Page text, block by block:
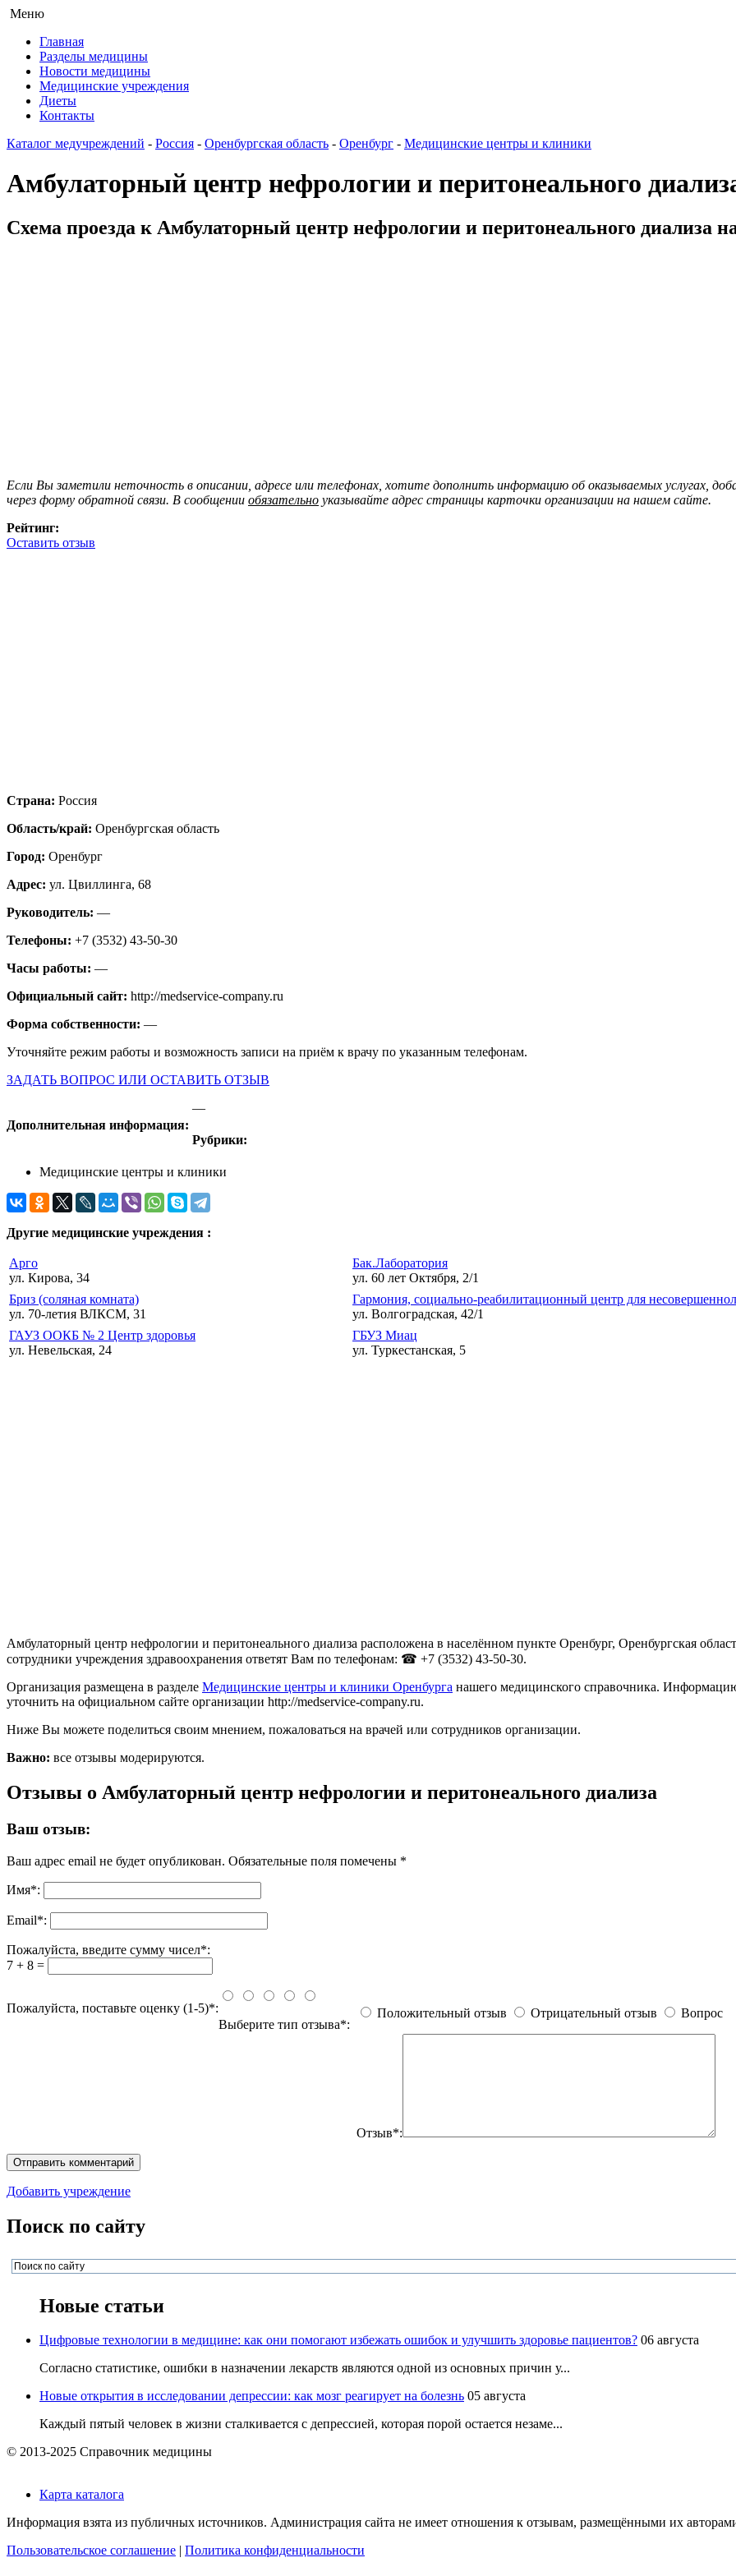
Меню
Главная
Разделы медицины
Новости медицины
Медицинские учреждения
Диеты
Контакты
Каталог медучреждений - Россия - Оренбургская область - Оренбург - Медицинские центры и клиники
Амбулаторный центр нефрологии и перитонеального
Схема проезда к Амбулаторный центр нефрологии и перитонеального диализа
Если Вы заметили неточность в описании, адресе или телефонах, хотите дополнить информацию об оказываемых услугах,
через форму обратной связи. В сообщении обязательно указывайте адрес страницы карточки организации на нашем сайте.
Рейтинг:
Оставить отзыв
Страна: Россия
Область/край: Оренбургская область
Город: Оренбург
Адрес: ул. Цвиллинга, 68
Руководитель: —
Телефоны: +7 (3532) 43-50-30
Часы работы: —
Официальный сайт: http://medservice-company.ru
Форма собственности: —
Уточняйте режим работы и возможность записи на приём к врачу по указанным телефонам.
ЗАДАТЬ ВОПРОС ИЛИ ОСТАВИТЬ ОТЗЫВ
Дополнительная информация:
—
Рубрики:
Медицинские центры и клиники
Другие медицинские учреждения :
Арго
ул. Кирова, 34
Бак.Лаборатория
ул. 60 лет Октября, 2/1
Бриз (соляная комната)
ул. 70-летия ВЛКСМ, 31
Гармония, социально-реабилитационный центр для
ул. Волгоградская, 42/1
ГАУЗ ООКБ № 2 Центр здоровья
ул. Невельская, 24
ГБУЗ Миац
ул. Туркестанская, 5
Амбулаторный центр нефрологии и перитонеального диализа расположена в населённом пункте Оренбург, Оренбургская
сотрудники учреждения здравоохранения ответят Вам по телефонам: ☎ +7 (3532) 43-50-30.
Организация размещена в разделе Медицинские центры и клиники Оренбурга нашего медицинского справочника.
уточнить на официальном сайте организации http://medservice-company.ru.
Ниже Вы можете поделиться своим мнением, пожаловаться на врачей или сотрудников организации.
Важно: все отзывы модерируются.
Отзывы о Амбулаторный центр нефрологии и перитонеального диализа
Ваш отзыв:
Ваш адрес email не будет опубликован. Обязательные поля помечены *
Имя*:
Email*:
Пожалуйста, введите сумму чисел*:
7 + 8 =
Пожалуйста, поставьте оценку (1-5)*:
Выберите тип отзыва*:
Положительный отзыв Отрицательный отзыв Вопрос
Отзыв*:
Добавить учреждение
Поиск по сайту
Новые статьи
Цифровые технологии в медицине: как они помогают избежать ошибок и улучшить здоровье пациентов? 06 августа
Согласно статистике, ошибки в назначении лекарств являются одной из основных причин у...
Новые открытия в исследовании депрессии: как мозг реагирует на болезнь 05 августа
Каждый пятый человек в жизни сталкивается с депрессией, которая порой остается незаме...
© 2013-2025 Справочник медицины
Карта каталога
Информация взята из публичных источников. Администрация сайта не имеет отношения к отзывам, размещёнными их
Пользовательское соглашение
Политика конфиденциальности